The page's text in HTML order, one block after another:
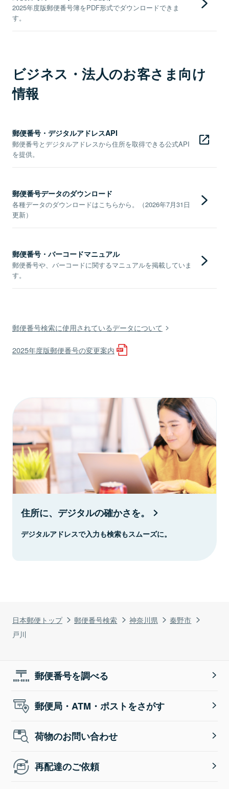
日本郵便トップ 郵便番号検索 神奈川県
秦野市
戸川
2025年度版郵便番号簿をPDF形式でダウンロードできま
す。
ビジネス・法人のお客さま向け
情報
郵便番号・デジタルアドレスAPI
郵便番号とデジタルアドレスから住所を取得できる公式API
を提供。
郵便番号データのダウンロード
各種データのダウンロードはこちらから。（2026年7月31日
更新）
郵便番号・バーコードマニュアル
郵便番号や、バーコードに関するマニュアルを掲載していま
す。
郵便番号検索に使用されているデータについて
2025年度版郵便番号の変更案内
住所に、デジタルの確かさを。
デジタルアドレスで入力も検索もスムーズに。
郵便番号を調べる
郵便局・ATM・ポストをさがす
荷物のお問い合わせ
再配達のご依頼